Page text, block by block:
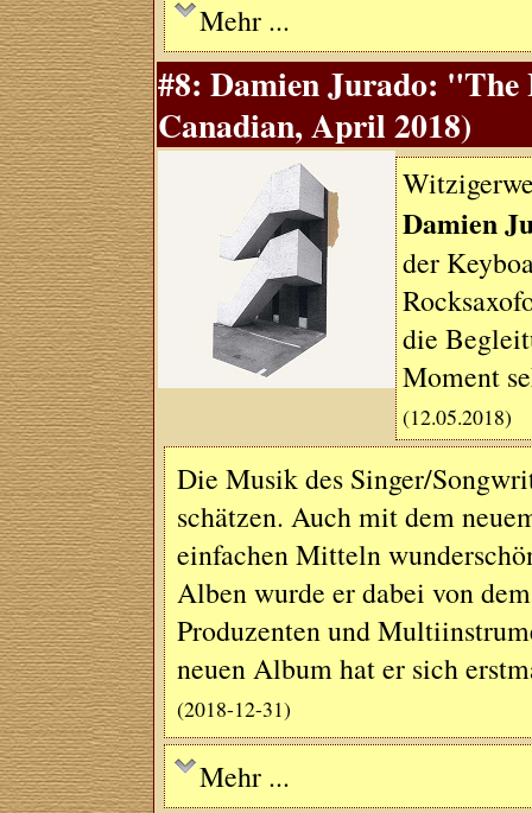
Mehr ...
#8: Damien Jurado:
Canadian, April 2018)
Damien
der
die
Moment
(12.05.2018)
Die Musik des Singer/
schätzen. Auch mit dem
einfachen Mitteln
Alben wurde er dabei von
Produzenten und
neuen Album hat er sich
(2018-12-31)
Mehr ...